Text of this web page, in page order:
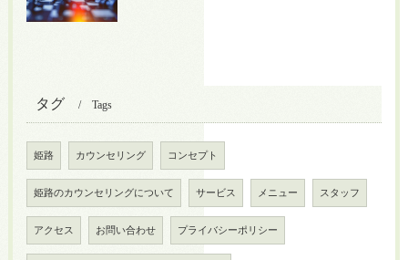
タグ Tags
姫路 カウンセリング コンセプト
姫路のカウンセリングについて サービス メニュー スタッフ
アクセス お問い合わせ プライバシーポリシー